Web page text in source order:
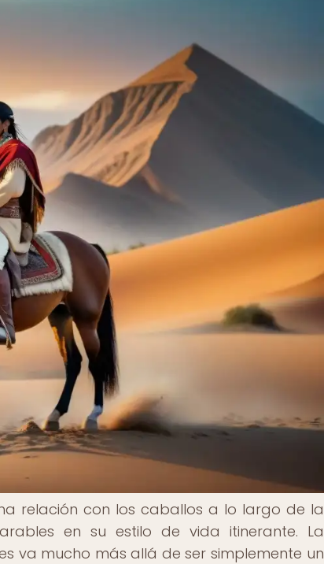
relación con los caballos a lo largo de la
en su estilo de vida itinerante. La
va mucho más allá de ser simplemente un